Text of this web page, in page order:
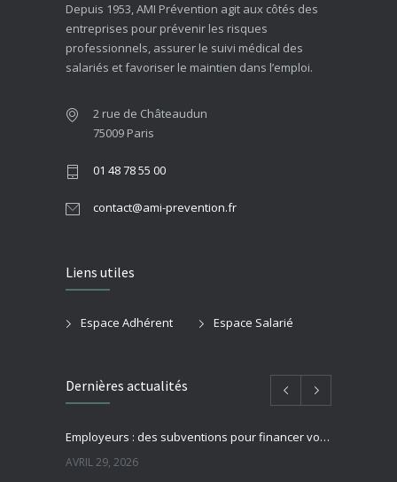
Depuis 1953, AMI Prévention agit aux côtés des
entreprises pour prévenir les risques
professionnels, assurer le suivi médical des
salariés et favoriser le maintien dans l’emploi.
2 rue de Châteaudun
75009 Paris
01 48 78 55 00
contact@ami-prevention.fr
Liens utiles
Espace Adhérent Espace Salarié
Dernières actualités
Employeurs : des subventions pour financer vos actions de prévention des risques professionnels
AVRIL 29, 2026